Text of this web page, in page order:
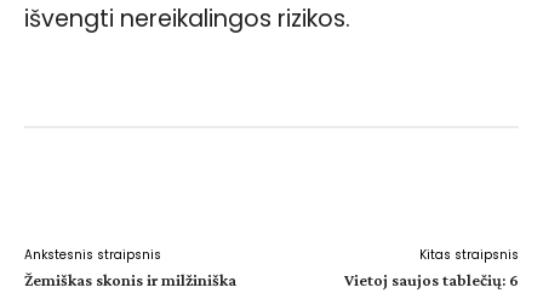
išvengti nereikalingos rizikos.
Ankstesnis straipsnis
Žemiškas skonis ir milžiniška
Kitas straipsnis
Vietoj saujos tablečių: 6